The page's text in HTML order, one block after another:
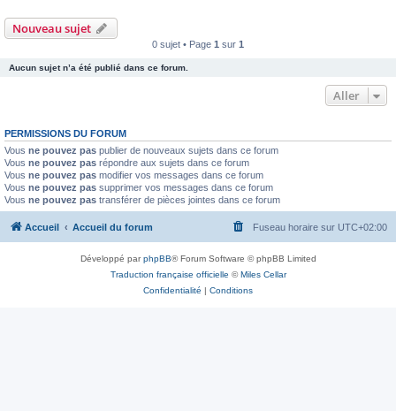
Nouveau sujet
0 sujet • Page 1 sur 1
Aucun sujet n’a été publié dans ce forum.
Aller
PERMISSIONS DU FORUM
Vous ne pouvez pas publier de nouveaux sujets dans ce forum
Vous ne pouvez pas répondre aux sujets dans ce forum
Vous ne pouvez pas modifier vos messages dans ce forum
Vous ne pouvez pas supprimer vos messages dans ce forum
Vous ne pouvez pas transférer de pièces jointes dans ce forum
Accueil Accueil du forum Fuseau horaire sur UTC+02:00
Développé parphpBB® Forum Software © phpBB Limited
Traduction française officielle ©Miles Cellar
Confidentialité | Conditions